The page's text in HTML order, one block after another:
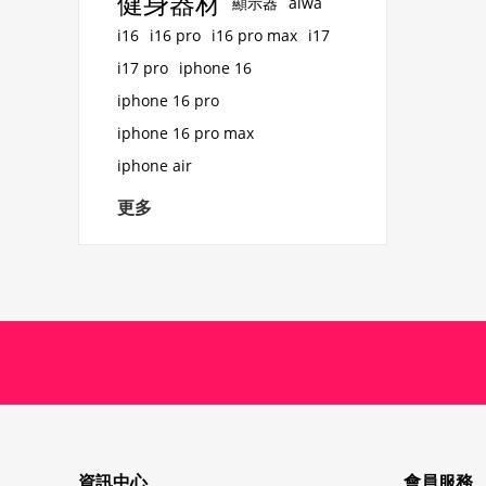
i16 i16 pro i16 pro max i17
i17 pro iphone 16
iphone 16 pro
iphone 16 pro max
iphone air
更多